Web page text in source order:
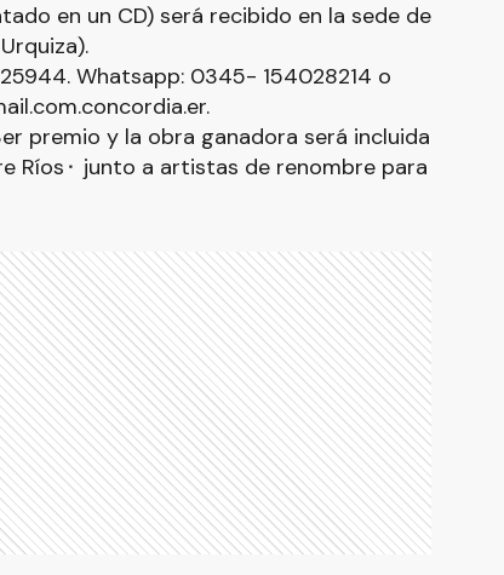
en un CD) será recibido en la sede de
Whatsapp: 0345- 154028214 o
premio y la obra ganadora será incluida
Ríos⬝ junto a artistas de renombre para